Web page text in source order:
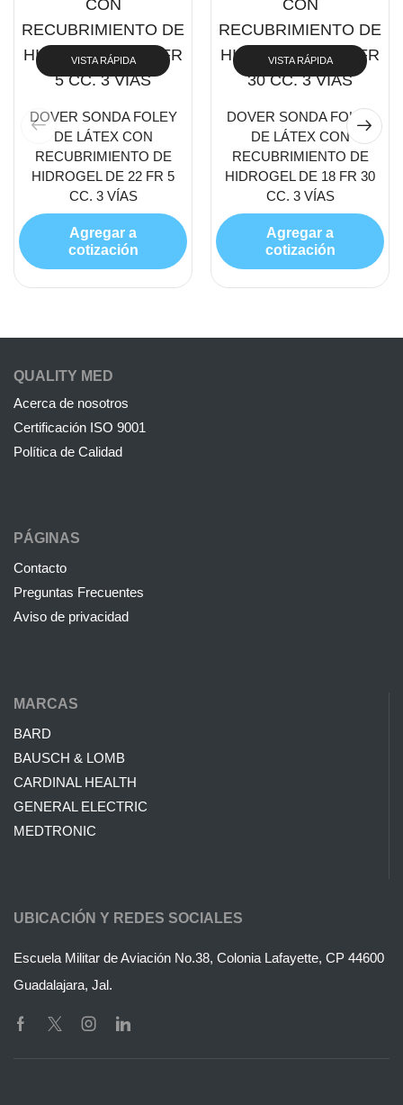
VISTA RÁPIDA
DOVER SONDA FOLEY
DE LÁTEX CON
RECUBRIMIENTO DE
HIDROGEL DE 22 FR 5
CC. 3 VÍAS
Agregar a
cotización
VISTA RÁPIDA
DOVER SONDA FOLEY
DE LÁTEX CON
RECUBRIMIENTO DE
HIDROGEL DE 18 FR 30
CC. 3 VÍAS
Agregar a
cotización
QUALITY MED
Acerca de nosotros
Certificación ISO 9001
Política de Calidad
PÁGINAS
Contacto
Preguntas Frecuentes
Aviso de privacidad
MARCAS
BARD
BAUSCH & LOMB
CARDINAL HEALTH
GENERAL ELECTRIC
MEDTRONIC
UBICACIÓN Y REDES SOCIALES
Escuela Militar de Aviación No.38, Colonia Lafayette, CP 44600
Guadalajara, Jal.